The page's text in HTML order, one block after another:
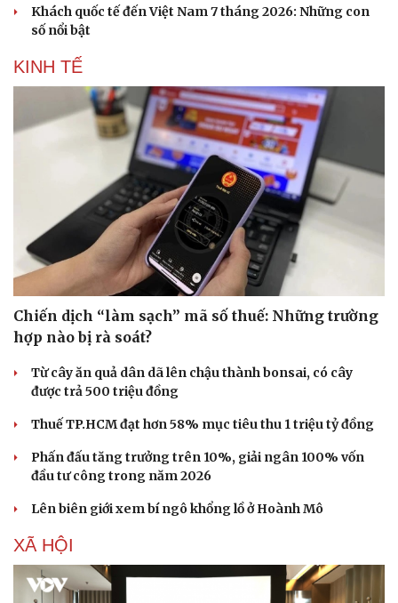
Văn hóa
Sân khấu - Điện ảnh
Âm nhạc
Di sản
Giải trí
Nghệ sĩ
Khách quốc tế đến Việt Nam 7 tháng 2026: Những con
số nổi bật
KINH TẾ
Chiến dịch “làm sạch” mã số thuế: Những trường
hợp nào bị rà soát?
Từ cây ăn quả dân dã lên chậu thành bonsai, có cây
được trả 500 triệu đồng
Thuế TP.HCM đạt hơn 58% mục tiêu thu 1 triệu tỷ đồng
Phấn đấu tăng trưởng trên 10%, giải ngân 100% vốn
đầu tư công trong năm 2026
Lên biên giới xem bí ngô khổng lồ ở Hoành Mô
XÃ HỘI